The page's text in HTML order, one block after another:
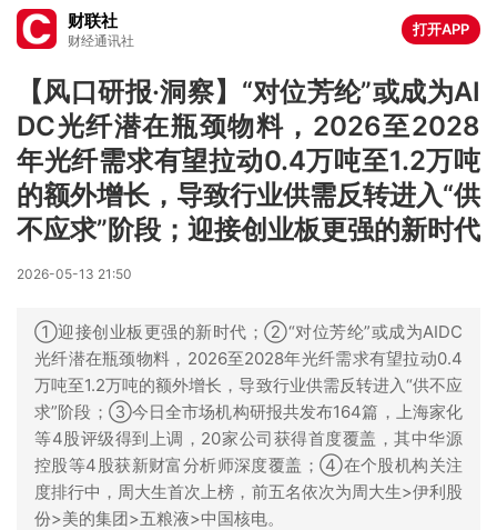
财联社
财经通讯社
打开APP
【风口研报·洞察】“对位芳纶”或成为AI
DC光纤潜在瓶颈物料，2026至2028
年光纤需求有望拉动0.4万吨至1.2万吨
的额外增长，导致行业供需反转进入“供
不应求”阶段；迎接创业板更强的新时代
2026-05-13 21:50
①迎接创业板更强的新时代；②“对位芳纶”或成为AIDC
光纤潜在瓶颈物料，2026至2028年光纤需求有望拉动0.4
万吨至1.2万吨的额外增长，导致行业供需反转进入“供不应
求”阶段；③今日全市场机构研报共发布164篇，上海家化
等4股评级得到上调，20家公司获得首度覆盖，其中华源
控股等4股获新财富分析师深度覆盖；④在个股机构关注
度排行中，周大生首次上榜，前五名依次为周大生>伊利股
份>美的集团>五粮液>中国核电。